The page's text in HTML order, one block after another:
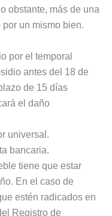
obstante, más de una
un mismo bien.
por el temporal
antes del 18 de
de 15 días
el daño
universal.
bancaria.
tiene que estar
En el caso de
estén radicados en
Registro de